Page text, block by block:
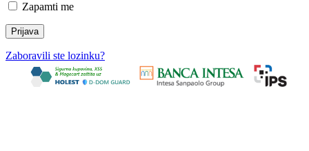
Zapamti me
Zaboravili ste lozinku?